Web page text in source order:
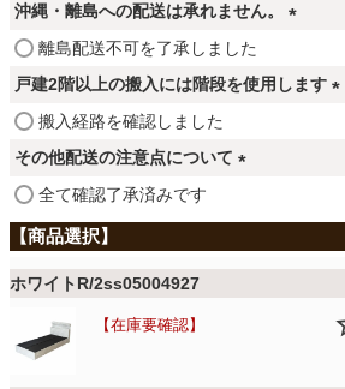
カーテン
ラグ
マット
沖縄・離島への配送は承れません。
必
離島配送不可を了承しました
戸建2階以上の搬入には階段を使用します
搬入経路を確認しました
その他配送の注意点について
必
須
)
全て確認了承済みです
ホワイトR/2ss05004927
在庫要確認